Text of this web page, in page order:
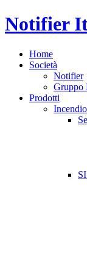
Notifier
Home
Società
Notifier
Gruppo
Prodotti
Incendio